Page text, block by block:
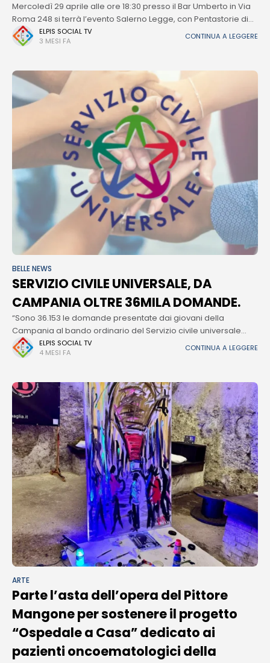
Mercoledì 29 aprile alle ore 18:30 presso il Bar Umberto in Via
Roma 248 si terrà l’evento Salerno Legge, con Pentastorie di
Lazzaro Romano. Dal mistero del Medioevo alla drammaticità
ELPIS SOCIAL TV
3 MESI FA
CONTINUA A LEGGERE
BELLE NEWS
SERVIZIO CIVILE UNIVERSALE, DA
CAMPANIA OLTRE 36MILA DOMANDE.
“Sono 36.153 le domande presentate dai giovani della
Campania al bando ordinario del Servizio civile universale
2026”. Lo dice l’assessora alle Politiche giovanili della Regione
Campania, “Il dato - dice
ELPIS SOCIAL TV
4 MESI FA
CONTINUA A LEGGERE
ARTE
Parte l’asta dell’opera del Pittore
Mangone per sostenere il progetto
“Ospedale a Casa” dedicato ai
pazienti oncoematologici della